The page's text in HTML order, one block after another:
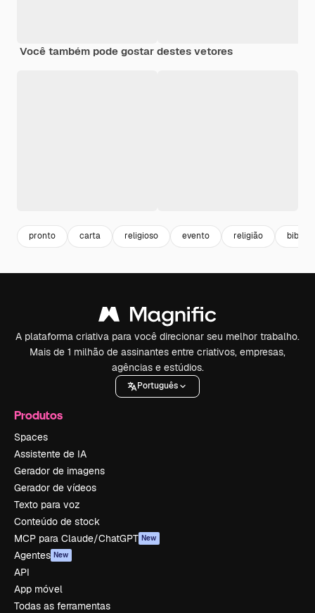
Você também pode gostar destes vetores
pronto carta religioso evento religião
A plataforma criativa para você direcionar seu melhor trabalho.
Mais de 1 milhão de assinantes entre criativos, empresas,
agências e estúdios.
Português
Produtos
Spaces
Assistente de IA
Gerador de imagens
Gerador de vídeos
Texto para voz
Conteúdo de stock
MCP para Claude/ChatGPT New
Agentes New
API
App móvel
Todas as ferramentas